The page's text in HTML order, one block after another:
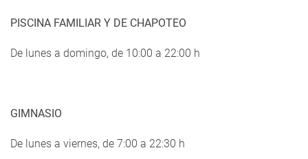
PISCINA FAMILIAR Y DE CHAPOTEO
De lunes a domingo, de 10:00 a 22:00 h
GIMNASIO
De lunes a viernes, de 7:00 a 22:30 h